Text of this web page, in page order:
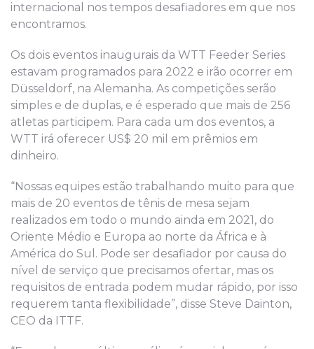
internacional nos tempos desafiadores em que nos
encontramos.
Os dois eventos inaugurais da WTT Feeder Series
estavam programados para 2022 e irão ocorrer em
Düsseldorf, na Alemanha. As competições serão
simples e de duplas, e é esperado que mais de 256
atletas participem. Para cada um dos eventos, a
WTT irá oferecer US$ 20 mil em prêmios em
dinheiro.
“Nossas equipes estão trabalhando muito para que
mais de 20 eventos de tênis de mesa sejam
realizados em todo o mundo ainda em 2021, do
Oriente Médio e Europa ao norte da África e à
América do Sul. Pode ser desafiador por causa do
nível de serviço que precisamos ofertar, mas os
requisitos de entrada podem mudar rápido, por isso
requerem tanta flexibilidade”, disse Steve Dainton,
CEO da ITTF.